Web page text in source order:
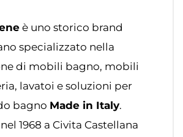
è uno storico brand
specializzato nella
di mobili bagno, mobili
lavatoi e soluzioni per
bagno Made in Italy.
1968 a Civita Castellana